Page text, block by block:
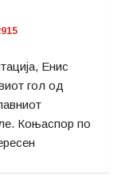
Енис
гол од
Коњаспор по